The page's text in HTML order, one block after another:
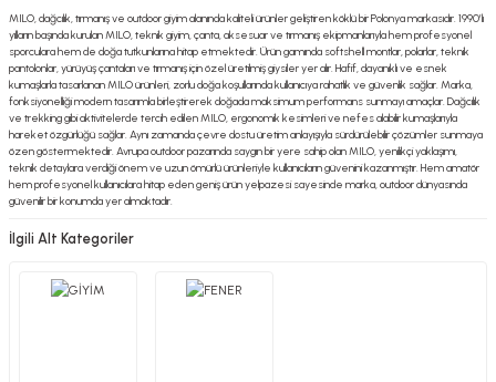
MILO, dağcılık, tırmanış ve outdoor giyim alanında kaliteli ürünler geliştiren köklü bir Polonya markasıdır. 1990’lı
yılların başında kurulan MILO, teknik giyim, çanta, aksesuar ve tırmanış ekipmanlarıyla hem profesyonel
sporculara hem de doğa tutkunlarına hitap etmektedir. Ürün gamında softshell montlar, polarlar, teknik
pantolonlar, yürüyüş çantaları ve tırmanış için özel üretilmiş giysiler yer alır. Hafif, dayanıklı ve esnek
kumaşlarla tasarlanan MILO ürünleri, zorlu doğa koşullarında kullanıcıya rahatlık ve güvenlik sağlar. Marka,
fonksiyonelliği modern tasarımla birleştirerek doğada maksimum performans sunmayı amaçlar. Dağcılık
ve trekking gibi aktivitelerde tercih edilen MILO, ergonomik kesimleri ve nefes alabilir kumaşlarıyla
hareket özgürlüğü sağlar. Aynı zamanda çevre dostu üretim anlayışıyla sürdürülebilir çözümler sunmaya
özen göstermektedir. Avrupa outdoor pazarında saygın bir yere sahip olan MILO, yenilikçi yaklaşımı,
teknik detaylara verdiği önem ve uzun ömürlü ürünleriyle kullanıcıların güvenini kazanmıştır. Hem amatör
hem profesyonel kullanıcılara hitap eden geniş ürün yelpazesi sayesinde marka, outdoor dünyasında
güvenilir bir konumda yer almaktadır.
İlgili Alt Kategoriler